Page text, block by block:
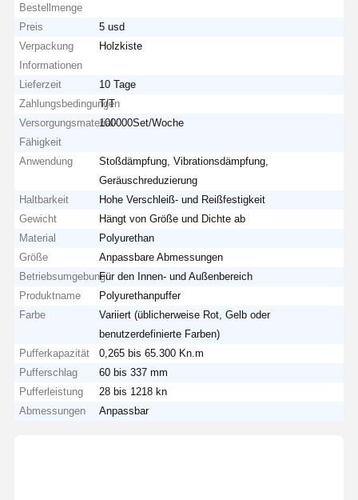
Bestellmenge
Preis
5 usd
Verpackung
Informationen
Holzkiste
Lieferzeit
10 Tage
Zahlungsbedingungen
T/T
Versorgungsmaterial-
Fähigkeit
100000Set/Woche
Anwendung
Stoßdämpfung, Vibrationsdämpfung,
Geräuschreduzierung
Haltbarkeit
Hohe Verschleiß- und Reißfestigkeit
Gewicht
Hängt von Größe und Dichte ab
Material
Polyurethan
Größe
Anpassbare Abmessungen
BetriebsumgebungFür den Innen- und Außenbereich
Produktname
Polyurethanpuffer
Farbe
Variiert (üblicherweise Rot, Gelb oder
benutzerdefinierte Farben)
Pufferkapazität
0,265 bis 65.300 Kn.m
Pufferschlag
60 bis 337 mm
Pufferleistung
28 bis 1218 kn
Abmessungen
Anpassbar